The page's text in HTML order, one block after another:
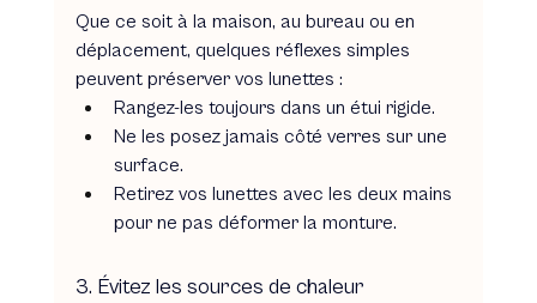
Que ce soit à la maison, au bureau ou en
déplacement, quelques réflexes simples
peuvent préserver vos lunettes :
Rangez-les toujours dans un étui rigide.
Ne les posez jamais côté verres sur une
surface.
Retirez vos lunettes avec les deux mains
pour ne pas déformer la monture.
3. Évitez les sources de chaleur